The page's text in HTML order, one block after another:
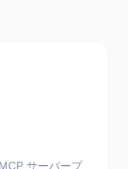
サーバープ